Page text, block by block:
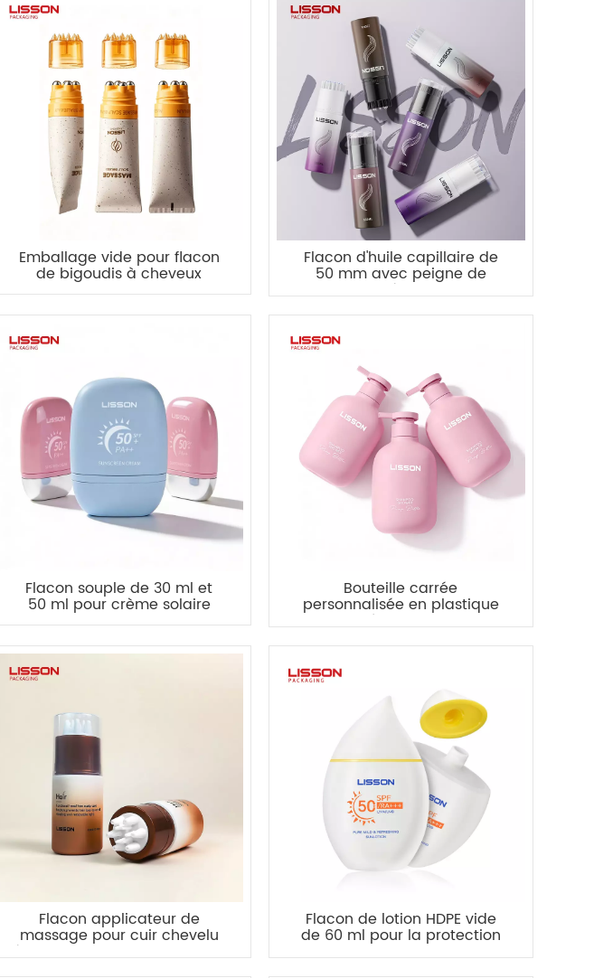
Emballage vide pour flacon
de bigoudis à cheveux
Flacon d'huile capillaire de
50 mm avec peigne de
massage à 8 rouleaux
Flacon souple de 30 ml et
50 ml pour crème solaire
Bouteille carrée
personnalisée en plastique
PE floqué mat de 500 ml
Flacon applicateur de
massage pour cuir chevelu
à embout en silicone pour la
Flacon de lotion HDPE vide
de 60 ml pour la protection
solaire - vivement